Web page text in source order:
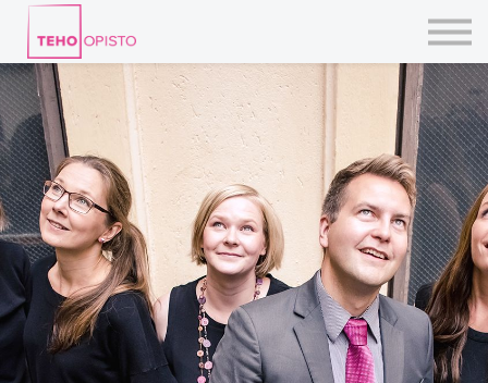
TAIDEPAJAT
ILMOITTAUDU
KIRJAUDU TEHOVERKKOON